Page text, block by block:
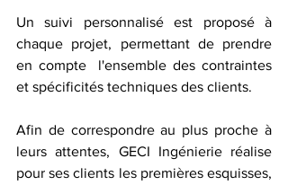
Un suivi personnalisé est proposé à
chaque projet, permettant de prendre
en compte  l'ensemble des contraintes
et spécificités techniques des clients.
Afin de correspondre au plus proche à
leurs attentes, GECI Ingénierie réalise
pour ses clients les premières esquisses,